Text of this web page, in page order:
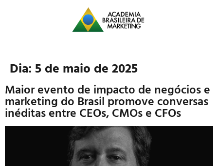
Dia: 5 de maio de 2025
Maior evento de impacto de negócios e
marketing do Brasil promove conversas
inéditas entre CEOs, CMOs e CFOs